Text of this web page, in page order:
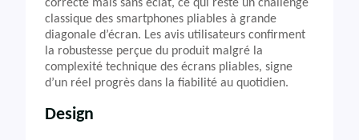
correcte mais sans éclat, ce qui reste un challenge
classique des smartphones pliables à grande
diagonale d’écran. Les avis utilisateurs confirment
la robustesse perçue du produit malgré la
complexité technique des écrans pliables, signe
d’un réel progrès dans la fiabilité au quotidien.
Design